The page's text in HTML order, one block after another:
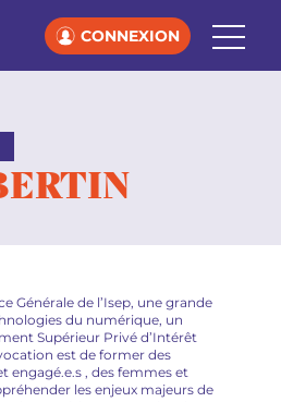
CONNEXION
Générale de l’Isep, une grande
du numérique, un
Supérieur Privé d’Intérêt
est de former des
engagé.e.s , des femmes et
les enjeux majeurs de